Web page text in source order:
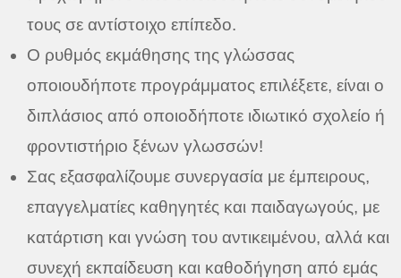
τους σε αντίστοιχο επίπεδο.
Ο ρυθμός εκμάθησης της γλώσσας
οποιουδήποτε προγράμματος επιλέξετε, είναι ο
διπλάσιος από οποιοδήποτε ιδιωτικό σχολείο ή
φροντιστήριο ξένων γλωσσών!
Σας εξασφαλίζουμε συνεργασία με έμπειρους,
επαγγελματίες καθηγητές και παιδαγωγούς, με
κατάρτιση και γνώση του αντικειμένου, αλλά και
συνεχή εκπαίδευση και καθοδήγηση από εμάς